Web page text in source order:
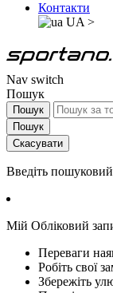
Контакти
UA >
Nav switch
Пошук
Пошук
Пошук
Скасувати
Введіть
Мій Обліковий
Переваги
Робіть свої
Збережіть